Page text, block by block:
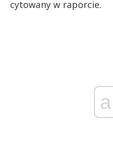
cytowany w raporcie.